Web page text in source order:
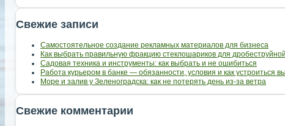
Свежие записи
Самостоятельное создание рекламных материалов для бизнеса
Как выбрать правильную фракцию стеклошариков для
Садовая техника и инструменты: как выбрать и не ошибиться
Работа курьером в банке — обязанности, условия и как устроиться
Море и залив у Зеленоградска: как не потерять день из-за ветра
Свежие комментарии